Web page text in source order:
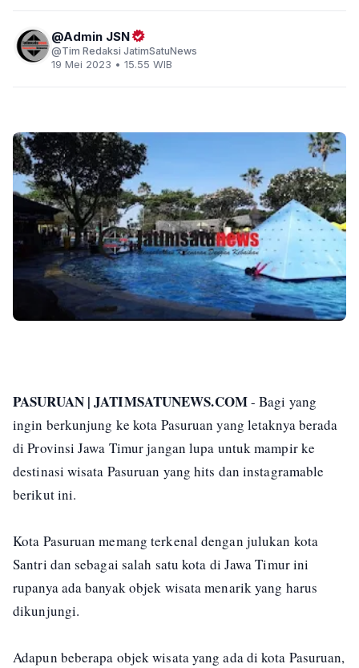
Admin JSN
Tim Redaksi JatimSatuNews
19 Mei 2023 • 15.55 WIB
PASURUAN | JATIMSATUNEWS.COM- Bagi yang
ingin berkunjung ke kota Pasuruan yang letaknya berada
di Provinsi Jawa Timur jangan lupa untuk mampir ke
destinasi wisata Pasuruan yang hits dan instagramable
berikut ini.
Kota Pasuruan memang terkenal dengan julukan kota
Santri dan sebagai salah satu kota di Jawa Timur ini
rupanya ada banyak objek wisata menarik yang harus
dikunjungi.
Adapun beberapa objek wisata yang ada di kota Pasuruan,